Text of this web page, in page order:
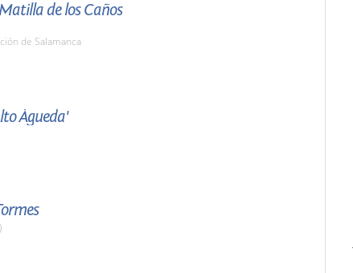
de los Caños
de Salamanca
Águeda'